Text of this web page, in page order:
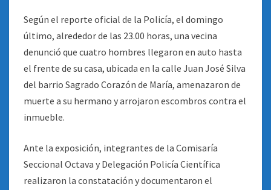
Según el reporte oficial de la Policía, el domingo
último, alrededor de las 23.00 horas, una vecina
denunció que cuatro hombres llegaron en auto hasta
el frente de su casa, ubicada en la calle Juan José Silva
del barrio Sagrado Corazón de María, amenazaron de
muerte a su hermano y arrojaron escombros contra el
inmueble.
Ante la exposición, integrantes de la Comisaría
Seccional Octava y Delegación Policía Científica
realizaron la constatación y documentaron el